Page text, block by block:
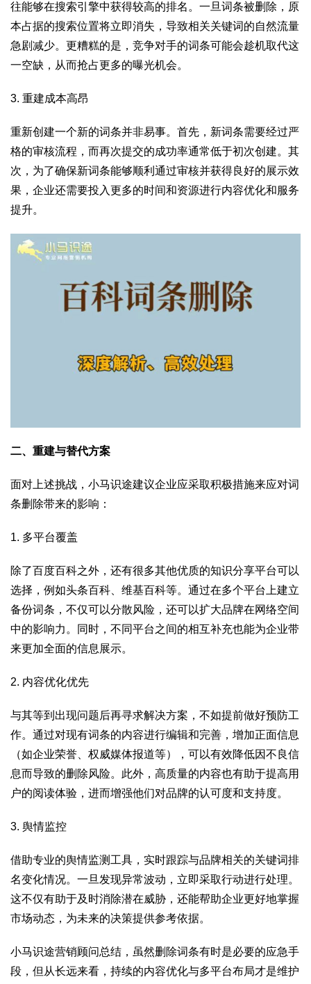
往能够在搜索引擎中获得较高的排名。一旦词条被删除，原
本占据的搜索位置将立即消失，导致相关关键词的自然流量
急剧减少。更糟糕的是，竞争对手的词条可能会趁机取代这
一空缺，从而抢占更多的曝光机会。
3. 重建成本高昂
重新创建一个新的词条并非易事。首先，新词条需要经过严
格的审核流程，而再次提交的成功率通常低于初次创建。其
次，为了确保新词条能够顺利通过审核并获得良好的展示效
果，企业还需要投入更多的时间和资源进行内容优化和服务
提升。
二、重建与替代方案
面对上述挑战，小马识途建议企业应采取积极措施来应对词
条删除带来的影响：
1. 多平台覆盖
除了百度百科之外，还有很多其他优质的知识分享平台可以
选择，例如头条百科、维基百科等。通过在多个平台上建立
备份词条，不仅可以分散风险，还可以扩大品牌在网络空间
中的影响力。同时，不同平台之间的相互补充也能为企业带
来更加全面的信息展示。
2. 内容优化优先
与其等到出现问题后再寻求解决方案，不如提前做好预防工
作。通过对现有词条的内容进行编辑和完善，增加正面信息
（如企业荣誉、权威媒体报道等），可以有效降低因不良信
息而导致的删除风险。此外，高质量的内容也有助于提高用
户的阅读体验，进而增强他们对品牌的认可度和支持度。
3. 舆情监控
借助专业的舆情监测工具，实时跟踪与品牌相关的关键词排
名变化情况。一旦发现异常波动，立即采取行动进行处理。
这不仅有助于及时消除潜在威胁，还能帮助企业更好地掌握
市场动态，为未来的决策提供参考依据。
小马识途营销顾问总结，虽然删除词条有时是必要的应急手
段，但从长远来看，持续的内容优化与多平台布局才是维护